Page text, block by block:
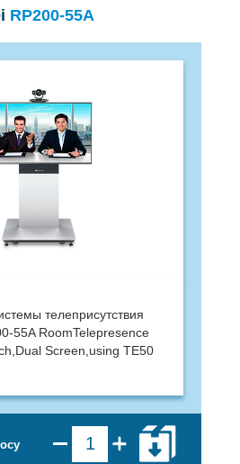
RP200-55A
телеприсутствия
55A RoomTelepresence
Screen,using TE50